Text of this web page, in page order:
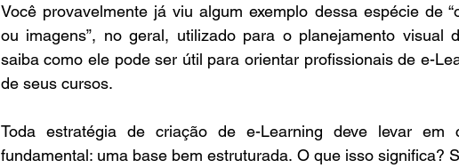
Você provavelmente já viu algum exemplo dessa espécie de
ou imagens”, no geral, utilizado para o planejamento visual
saiba como ele pode ser útil para orientar profissionais de e-
de seus cursos.
Toda estratégia de criação de e-Learning deve levar
fundamental: uma base bem estruturada. O que isso significa?